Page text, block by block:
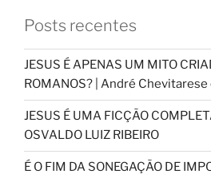
Posts recentes
JESUS É APENAS UM MITO
ROMANOS? | André
JESUS É UMA FICÇÃO
OSVALDO LUIZ RIBEIRO
É O FIM DA SONEGAÇÃO DE